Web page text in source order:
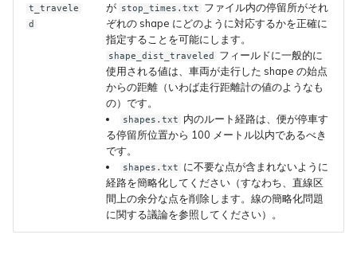
t_travele
d
が stop_times.txt
ファイル内の停留所がそれ
ぞれの shape にどのように対応するかを正確に
指定することを可能にします。
shape_dist_traveled
フィールドに一般的に
使用される値は、車両が走行した shape の始点
からの距離（いわば走行距離計の値のようなも
の）です。
shapes.txt
内のルート経路は、便が停車す
る停留所位置から 100 メートル以内であるべき
です。
shapes.txt
に不要な点が含まれないように
経路を簡略化してください（すなわち、直線区
間上の余分な点を削除します。線の簡略化問題
に関する議論を参照してください）。